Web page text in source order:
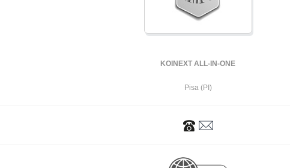
KOINEXT ALL-IN-ONE
Pisa (PI)